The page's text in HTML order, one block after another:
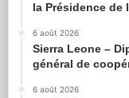
la Présidence de
6 août 2026
Sierra Leone –
général de
6 août 2026